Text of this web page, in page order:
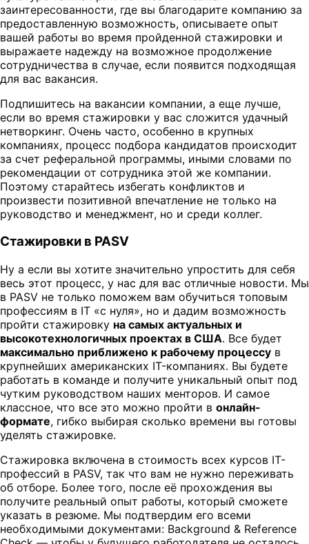
заинтересованности, где вы благодарите компанию за
предоставленную возможность, описываете опыт
вашей работы во время пройденной стажировки и
выражаете надежду на возможное продолжение
сотрудничества в случае, если появится подходящая
для вас вакансия.
Подпишитесь на вакансии компании, а еще лучше,
если во время стажировки у вас сложится удачный
нетворкинг. Очень часто, особенно в крупных
компаниях, процесс подбора кандидатов происходит
за счет реферальной программы, иными словами по
рекомендации от сотрудника этой же компании.
Поэтому старайтесь избегать конфликтов и
произвести позитивной впечатление не только на
руководство и менеджмент, но и среди коллег.
Стажировки в PASV
Ну а если вы хотите значительно упростить для себя
весь этот процесс, у нас для вас отличные новости. Мы
в PASV не только поможем вам обучиться топовым
профессиям в IT «с нуля», но и дадим возможность
пройти стажировку на самых актуальных и
высокотехнологичных проектах в США. Все будет
максимально приближено к рабочему процессу в
крупнейших американских IT-компаниях. Вы будете
работать в команде и получите уникальный опыт под
чутким руководством наших менторов. И самое
классное, что все это можно пройти в онлайн-
формате, гибко выбирая сколько времени вы готовы
уделять стажировке.
Стажировка включена в стоимость всех курсов IT-
профессий в PASV, так что вам не нужно переживать
об отборе. Более того, после её прохождения вы
получите реальный опыт работы, который сможете
указать в резюме. Мы подтвердим его всеми
необходимыми документами: Background & Reference